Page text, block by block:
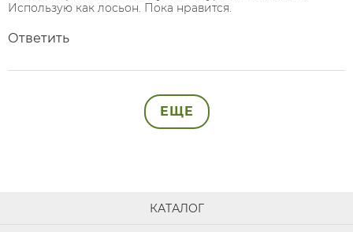
Использую как лосьон. Пока нравится.
Ответить
ЕЩЕ
КАТАЛОГ